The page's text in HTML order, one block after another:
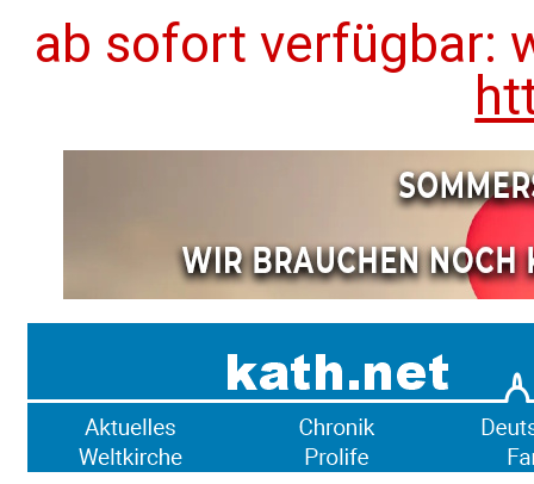
ab sofort verfügbar: